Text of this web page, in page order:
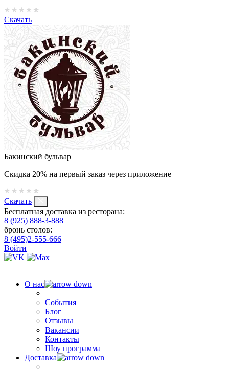
Скачать
Бакинский бульвар
Скидка 20% на первый заказ через приложение
Скачать
Бесплатная доставка из ресторана:
8 (925) 888-3-888
бронь столов:
8 (495)2-555-666
Войти
О нас
События
Блог
Отзывы
Вакансии
Контакты
Шоу программа
Доставка